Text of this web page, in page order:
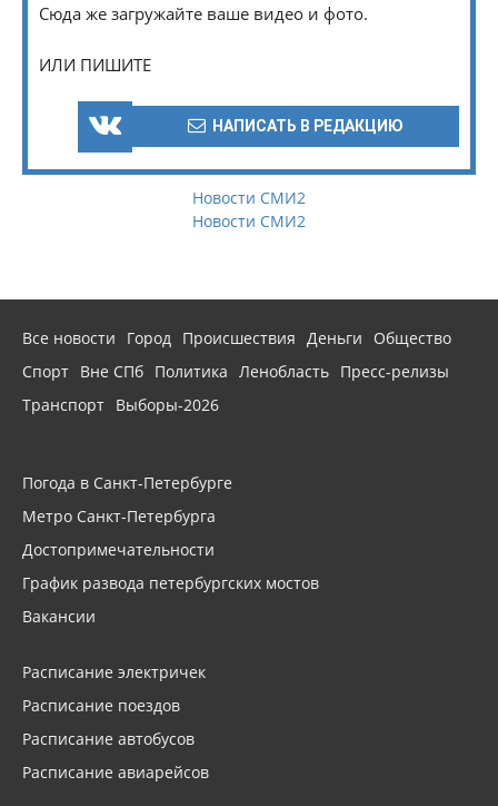
Сюда же загружайте ваше видео и фото.
ИЛИ ПИШИТЕ
НАПИСАТЬ В РЕДАКЦИЮ
Новости СМИ2
Новости СМИ2
Все новости Город Происшествия Деньги
Общество
Спорт Вне СПб Политика Ленобласть Пресс-релизы
Транспорт Выборы-2026
Погода в Санкт-Петербурге
Метро Санкт-Петербурга
Достопримечательности
График развода петербургских мостов
Вакансии
Расписание электричек
Расписание поездов
Расписание автобусов
Расписание авиарейсов